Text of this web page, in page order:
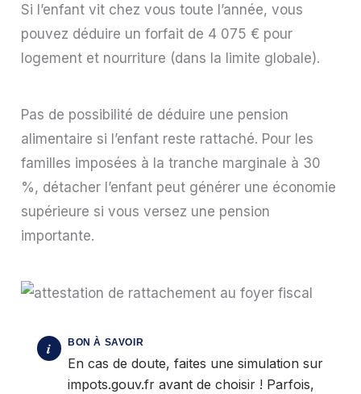
Si l’enfant vit chez vous toute l’année, vous
pouvez déduire un forfait de 4 075 € pour
logement et nourriture (dans la limite globale).
Pas de possibilité de déduire une pension
alimentaire si l’enfant reste rattaché. Pour les
familles imposées à la tranche marginale à 30
%, détacher l’enfant peut générer une économie
supérieure si vous versez une pension
importante.
En cas de doute, faites une simulation sur
impots.gouv.fr avant de choisir ! Parfois,